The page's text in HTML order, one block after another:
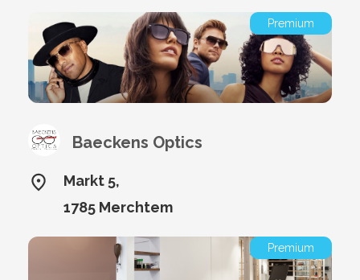
Premium
Baeckens Optics
Markt 5,
1785 Merchtem
Premium